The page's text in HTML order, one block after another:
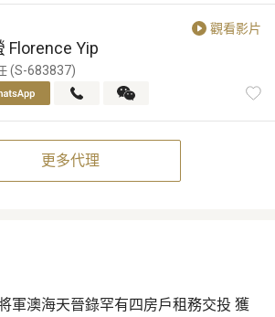
觀看影片
Florence Yip
(S-683837)
更多代理
軍澳海天晉錄罕有四房戶租務交投 獲